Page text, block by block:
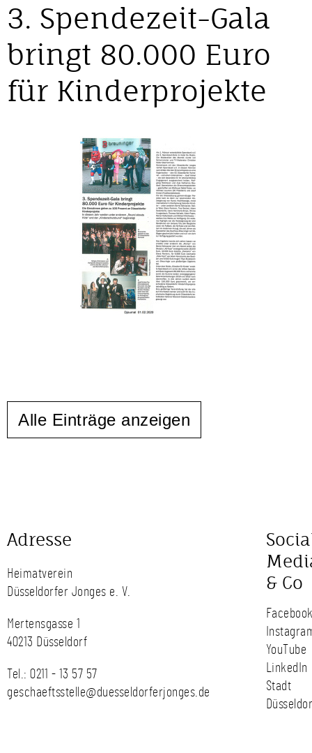
3. Spendezeit-Gala
bringt 80.000 Euro
für Kinderprojekte
Alle Einträge anzeigen
Adresse
Heimatverein
Düsseldorfer Jonges e. V.
Mertensgasse 1
40213 Düsseldorf
Tel.: 0211 - 13 57 57
geschaeftsstelle@duesseldorferjonges.de
& Co
YouTube
LinkedIn
Stadt